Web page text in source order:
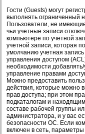
Гости (Guests) могут
выполнять ограниченный
Пользователи, не
чьи учетные записи
компьютере по учетной
учетной записи, которая
умолчанию учетная
управления доступом
необходимости
управление правами
Можно предоставить
действия, которые можно
прав доступа; при этом
подкаталогам и
составе рабочей группы
администратора, и у вас
безопасности ОС. Если
включен в сеть,